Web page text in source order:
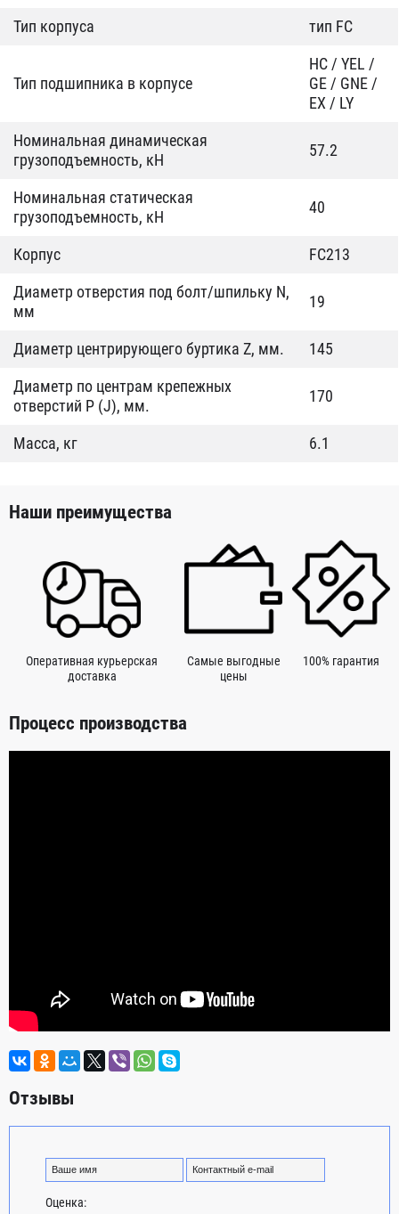
Тип корпуса тип FC
Тип подшипника в корпусе
HC / YEL /
GE / GNE /
EX / LY
Номинальная динамическая
грузоподъемность, кН
57.2
Номинальная статическая
грузоподъемность, кН
40
Корпус
FC213
Диаметр отверстия под болт/шпильку N,
мм
19
Диаметр центрирующего буртика Z, мм.
145
Диаметр по центрам крепежных
отверстий P (J), мм.
170
Масса, кг 6.1
Наши преимущества
Оперативная курьерская
доставка
Самые выгодные
цены
100% гарантия
Процесс производства
Отзывы
Оценка: